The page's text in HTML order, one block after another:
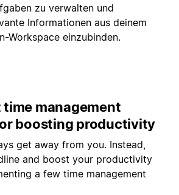
zu verwalten und
Informationen aus deinem
Workspace einzubinden.
time management
boosting productivity
get away from you. Instead,
and boost your productivity
a few time management